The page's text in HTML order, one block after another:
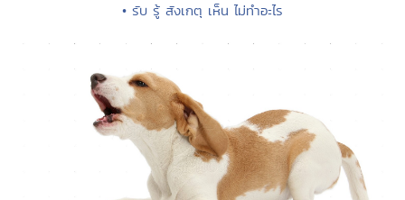
• รับ รู้ สังเกตุ เห็น ไม่ทำอะไร